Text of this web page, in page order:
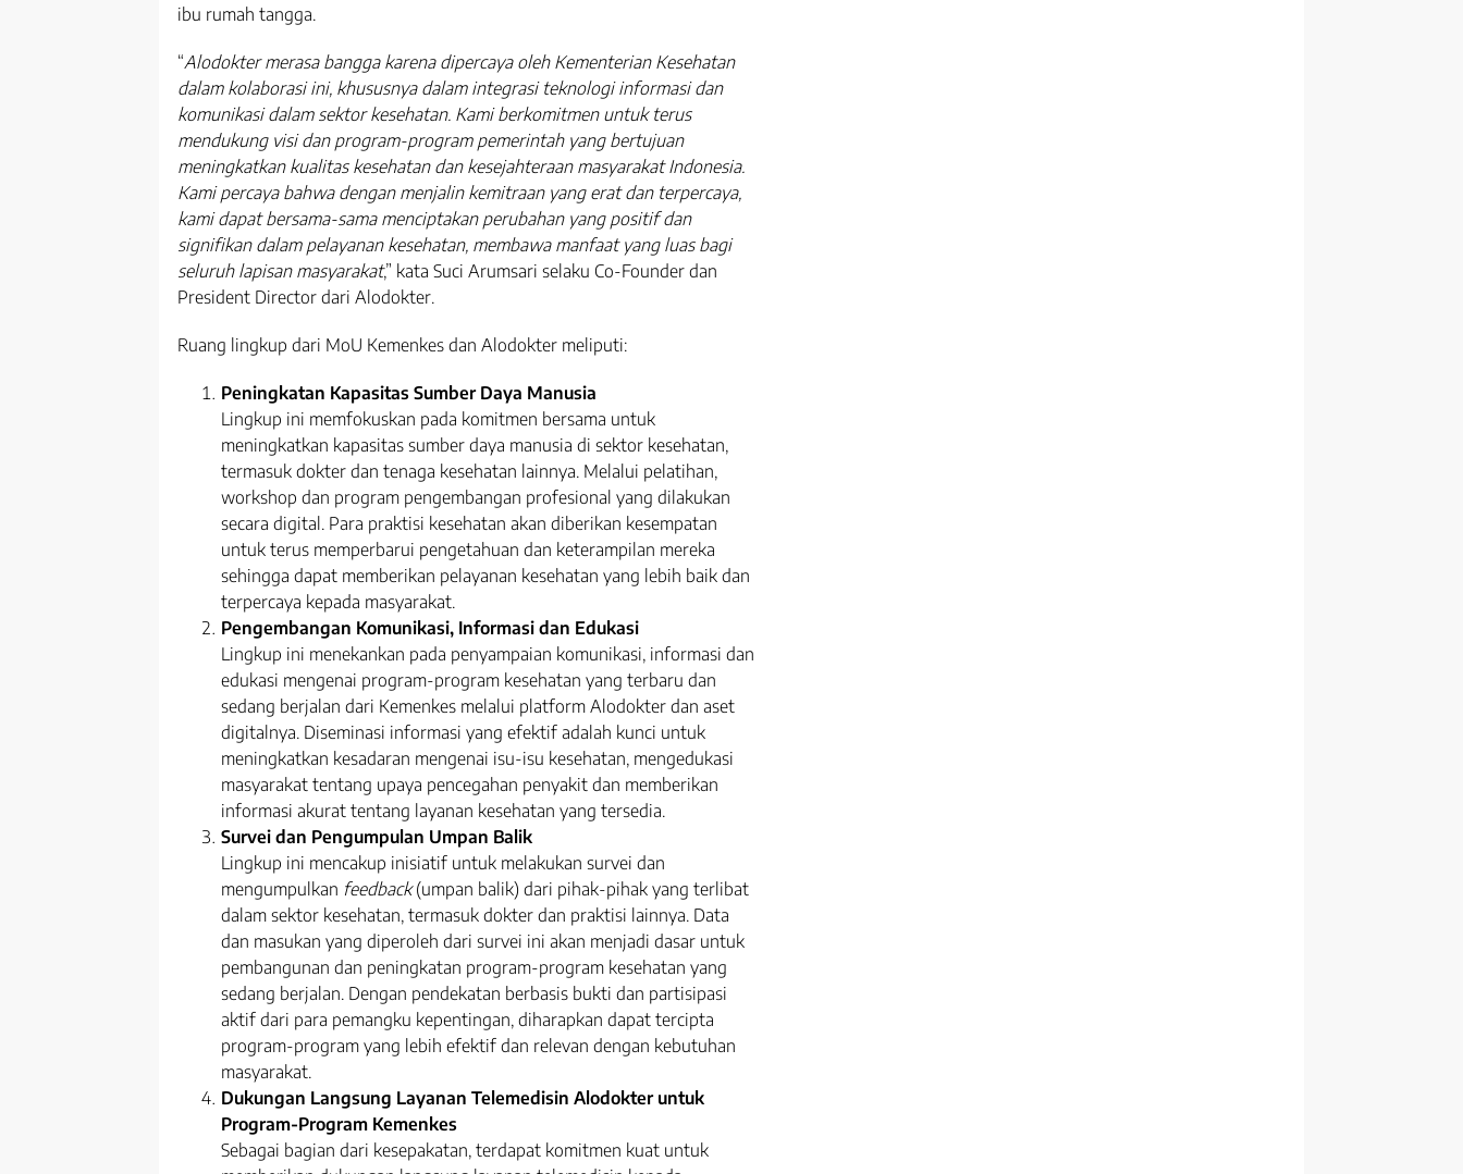
ibu rumah tangga.
“Alodokter merasa bangga karena dipercaya oleh Kementerian Kesehatan
dalam kolaborasi ini, khususnya dalam integrasi teknologi informasi dan
komunikasi dalam sektor kesehatan. Kami berkomitmen untuk terus
mendukung visi dan program-program pemerintah yang bertujuan
meningkatkan kualitas kesehatan dan kesejahteraan masyarakat Indonesia.
Kami percaya bahwa dengan menjalin kemitraan yang erat dan terpercaya,
kami dapat bersama-sama menciptakan perubahan yang positif dan
signifikan dalam pelayanan kesehatan, membawa manfaat yang luas bagi
seluruh lapisan masyarakat,” kata Suci Arumsari selaku Co-Founder dan
President Director dari Alodokter.
Ruang lingkup dari MoU Kemenkes dan Alodokter meliputi:
Peningkatan Kapasitas Sumber Daya Manusia
Lingkup ini memfokuskan pada komitmen bersama untuk
meningkatkan kapasitas sumber daya manusia di sektor kesehatan,
termasuk dokter dan tenaga kesehatan lainnya. Melalui pelatihan,
workshop dan program pengembangan profesional yang dilakukan
secara digital. Para praktisi kesehatan akan diberikan kesempatan
untuk terus memperbarui pengetahuan dan keterampilan mereka
sehingga dapat memberikan pelayanan kesehatan yang lebih baik dan
terpercaya kepada masyarakat.
Pengembangan Komunikasi, Informasi dan Edukasi
Lingkup ini menekankan pada penyampaian komunikasi, informasi dan
edukasi mengenai program-program kesehatan yang terbaru dan
sedang berjalan dari Kemenkes melalui platform Alodokter dan aset
digitalnya. Diseminasi informasi yang efektif adalah kunci untuk
meningkatkan kesadaran mengenai isu-isu kesehatan, mengedukasi
masyarakat tentang upaya pencegahan penyakit dan memberikan
informasi akurat tentang layanan kesehatan yang tersedia.
Survei dan Pengumpulan Umpan Balik
Lingkup ini mencakup inisiatif untuk melakukan survei dan
mengumpulkan feedback(umpan balik) dari pihak-pihak yang terlibat
dalam sektor kesehatan, termasuk dokter dan praktisi lainnya. Data
dan masukan yang diperoleh dari survei ini akan menjadi dasar untuk
pembangunan dan peningkatan program-program kesehatan yang
sedang berjalan. Dengan pendekatan berbasis bukti dan partisipasi
aktif dari para pemangku kepentingan, diharapkan dapat tercipta
program-program yang lebih efektif dan relevan dengan kebutuhan
masyarakat.
Dukungan Langsung Layanan Telemedisin Alodokter untuk
Program-Program Kemenkes
Sebagai bagian dari kesepakatan, terdapat komitmen kuat untuk